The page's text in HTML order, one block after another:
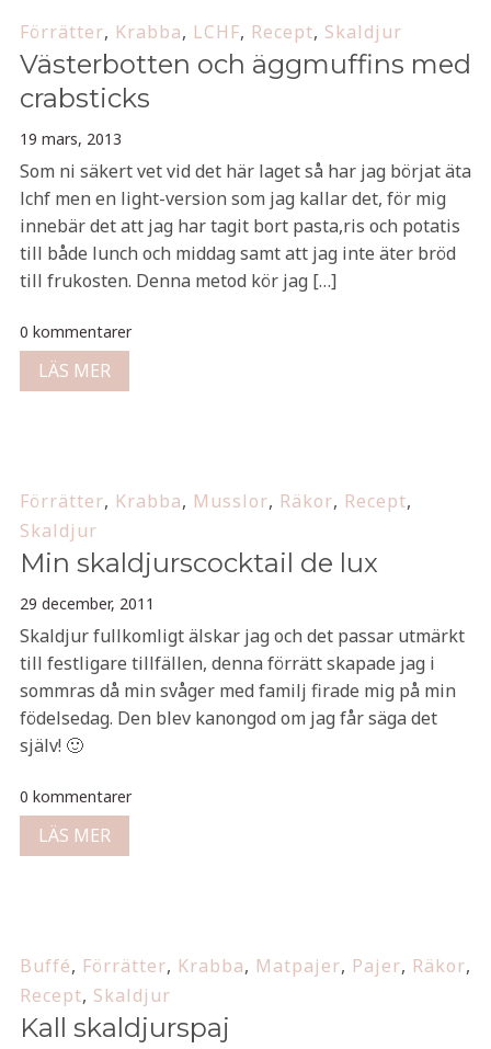
Förrätter, Krabba, LCHF, Recept, Skaldjur
Västerbotten och äggmuffins med
crabsticks
19 mars, 2013
Som ni säkert vet vid det här laget så har jag börjat äta
lchf men en light-version som jag kallar det, för mig
innebär det att jag har tagit bort pasta,ris och potatis
till både lunch och middag samt att jag inte äter bröd
till frukosten. Denna metod kör jag […]
0 kommentarer
LÄS MER
Förrätter, Krabba, Musslor, Räkor, Recept,
Skaldjur
Min skaldjurscocktail de lux
29 december, 2011
Skaldjur fullkomligt älskar jag och det passar utmärkt
till festligare tillfällen, denna förrätt skapade jag i
sommras då min svåger med familj firade mig på min
födelsedag. Den blev kanongod om jag får säga det
själv! 🙂
0 kommentarer
LÄS MER
Buffé, Förrätter, Krabba, Matpajer, Pajer, Räkor,
Recept, Skaldjur
Kall skaldjurspaj